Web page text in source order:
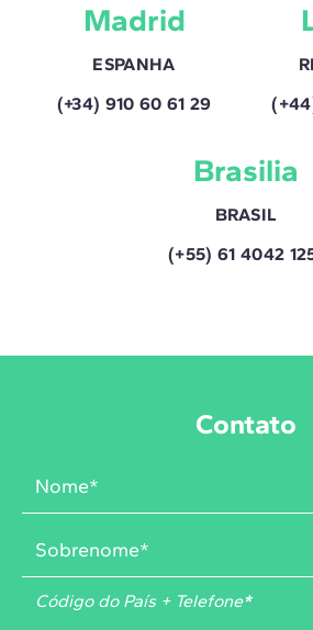
Madrid
ESPANHA
(+34) 910 60 61 29
Brasilia
BRASIL
(+55) 61 4042
Contato
Código do País + Telefone*